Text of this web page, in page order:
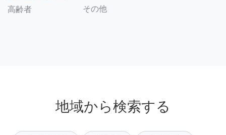
高齢者 その他
地域から検索する